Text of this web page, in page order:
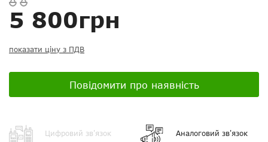
5 800грн
показати ціну з ПДВ
Повідомити про наявність
Цифровий зв'язок Аналоговий зв'язок
Ваш відгук:
Посилання на відео з Youtube: